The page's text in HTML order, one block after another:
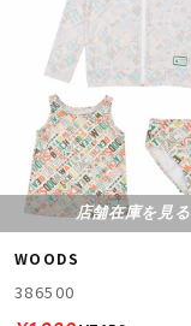
店舗在庫を見る
WOODS
386500